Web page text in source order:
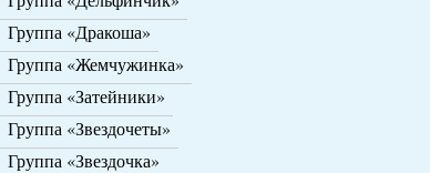
Группа «Дракоша»
Группа «Жемчужинка»
Группа «Затейники»
Группа «Звездочеты»
Группа «Звездочка»